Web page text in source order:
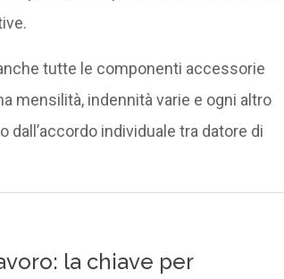
tutte le componenti accessorie
mensilità, indennità varie e ogni altro
individuale tra datore di